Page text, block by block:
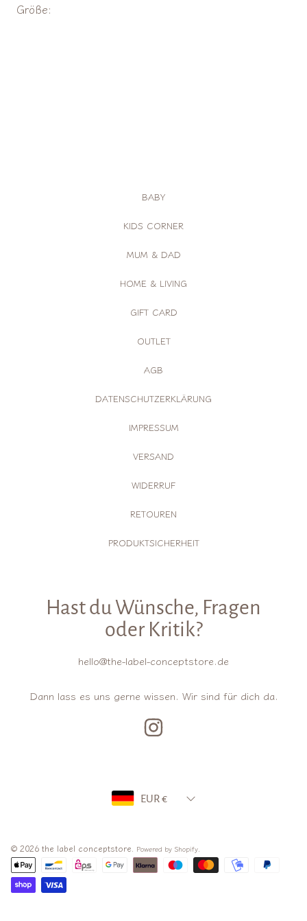
Größe:
BABY
KIDS CORNER
MUM & DAD
HOME & LIVING
GIFT CARD
OUTLET
AGB
DATENSCHUTZERKLÄRUNG
IMPRESSUM
VERSAND
WIDERRUF
RETOUREN
PRODUKTSICHERHEIT
Hast du Wünsche, Fragen
oder Kritik?
hello@the-label-conceptstore.de
Dann lass es uns gerne wissen. Wir sind für dich da.
© 2026 the label conceptstore. Powered by Shopify
Zahlungsarten
EUR €